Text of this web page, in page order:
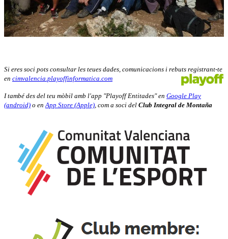
Si eres soci pots consultar les teues dades, comunicacions i rebuts registrant-te
en cimvalencia.playoffinformatica.com
I també des del teu mòbil amb l'app "Playoff Entitades" en Google Play
(android) o en App Store (Apple) , com a soci del Club Integral de Montaña